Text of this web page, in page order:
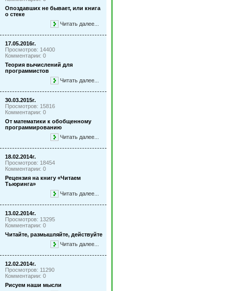
Опоздавших не бывает, или книга
о стеке
Читать далее...
17.05.2016г.
Просмотров: 14400
Комментарии: 0
Теория вычислений для
программистов
Читать далее...
30.03.2015г.
Просмотров: 15816
Комментарии: 0
От математики к обобщенному
программированию
Читать далее...
18.02.2014г.
Просмотров: 18454
Комментарии: 0
Рецензия на книгу «Читаем
Тьюринга»
Читать далее...
13.02.2014г.
Просмотров: 13295
Комментарии: 0
Читайте, размышляйте, действуйте
Читать далее...
12.02.2014г.
Просмотров: 11290
Комментарии: 0
Рисуем наши мысли